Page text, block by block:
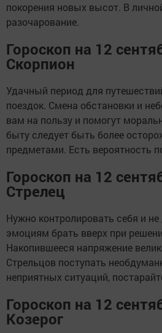
покорения новых высот. В
разочарование.
Гороскоп на 12
Скорпион
Удачный период для
поездок. Смена обстановки и
вам на пользу и помогут
быту следует быть более
предметами. Есть вероятность
Гороскоп на 12
Стрелец
Нужно контролировать себя и
эмоциям брать вверх при
Накопившееся напряжение
Стрельцов поступать
неприятных ситуаций,
Гороскоп на 12
Козерог